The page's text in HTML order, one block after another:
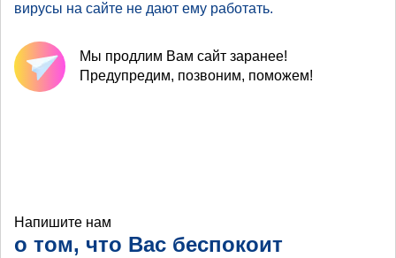
вирусы на сайте не дают ему работать.
Мы продлим Вам сайт заранее!
Предупредим, позвоним, поможем!
Напишите нам
о том, что Вас беспокоит